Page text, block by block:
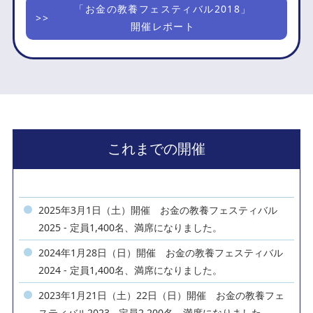
「お金の教養フェスティバル2018」
開催レポート
これまでの開催
2025年3月1日（土）開催 お金の教養フェスティバル
2025 - 定員1,400名、満席になりました。
2024年1月28日（日）開催 お金の教養フェスティバル
2024 - 定員1,400名、満席になりました。
2023年1月21日（土）22日（日）開催 お金の教養フェ